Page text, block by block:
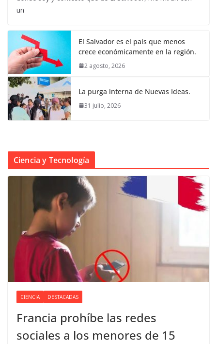
un
El Salvador es el país que menos
crece económicamente en la región.
2 agosto, 2026
La purga interna de Nuevas Ideas.
31 julio, 2026
Ciencia y Tecnología
CIENCIA DESTACADAS
Francia prohíbe las redes
sociales a los menores de 15